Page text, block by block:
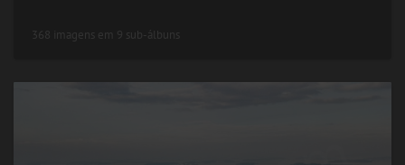
368 imagens em 9 sub-álbuns